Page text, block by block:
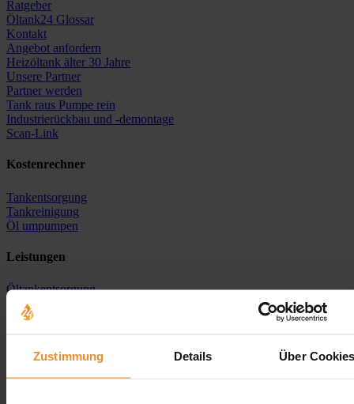
Zustimmung Details Über
Ratgeber
Öltank24 Glossar
Kontakt
Angebot anfordern
Heizöltank älter 30 Jahre
Unsere Partner
Partner werden
Tank raus Pumpe rein
Industrierückbau und -demontage
Scan-Link
Kostenrechner
Tankentsorgung
Tankreinigung
Öl umpumpen
Leistungen
Öltankentsorgung
Tankreinigung
Tanksanierung
Erdtank stilllegen